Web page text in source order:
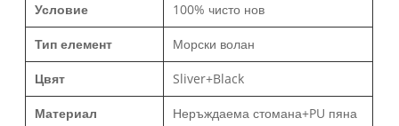
Условие 100% чисто нов
Тип елемент Морски волан
Цвят Sliver+Black
Материал Неръждаема стомана+PU пяна